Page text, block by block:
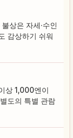
상은 자세·수인
감상하기 쉬워
상 1,000엔이
도의 특별 관람